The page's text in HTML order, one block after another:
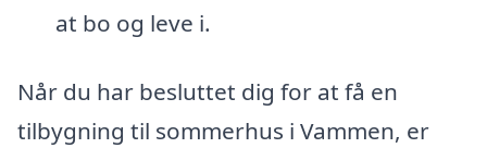
at bo og leve i.
Når du har besluttet dig for at få en
tilbygning til sommerhus i Vammen, er